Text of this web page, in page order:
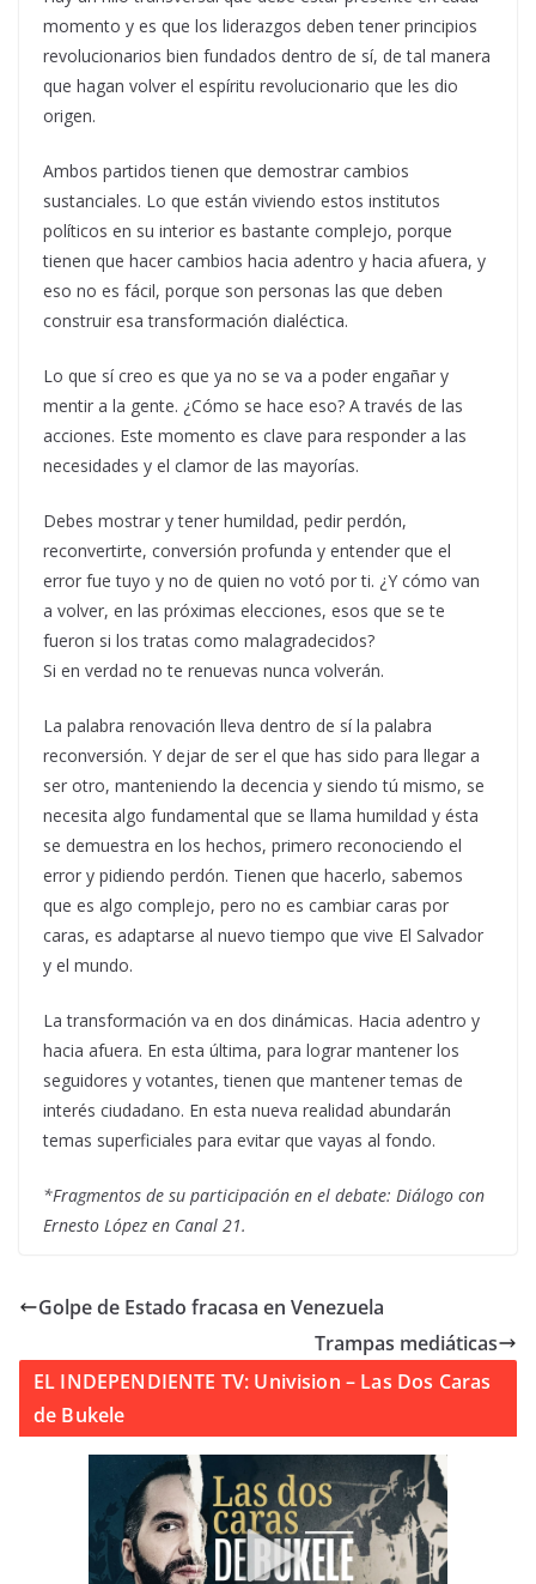
momento y es que los liderazgos deben tener principios
revolucionarios bien fundados dentro de sí, de tal manera
que hagan volver el espíritu revolucionario que les dio
origen.
Ambos partidos tienen que demostrar cambios
sustanciales. Lo que están viviendo estos institutos
políticos en su interior es bastante complejo, porque
tienen que hacer cambios hacia adentro y hacia afuera, y
eso no es fácil, porque son personas las que deben
construir esa transformación dialéctica.
Lo que sí creo es que ya no se va a poder engañar y
mentir a la gente. ¿Cómo se hace eso? A través de las
acciones. Este momento es clave para responder a las
necesidades y el clamor de las mayorías.
Debes mostrar y tener humildad, pedir perdón,
reconvertirte, conversión profunda y entender que el
error fue tuyo y no de quien no votó por ti. ¿Y cómo van
a volver, en las próximas elecciones, esos que se te
fueron si los tratas como malagradecidos?
Si en verdad no te renuevas nunca volverán.
La palabra renovación lleva dentro de sí la palabra
reconversión. Y dejar de ser el que has sido para llegar a
ser otro, manteniendo la decencia y siendo tú mismo, se
necesita algo fundamental que se llama humildad y ésta
se demuestra en los hechos, primero reconociendo el
error y pidiendo perdón. Tienen que hacerlo, sabemos
que es algo complejo, pero no es cambiar caras por
caras, es adaptarse al nuevo tiempo que vive El Salvador
y el mundo.
La transformación va en dos dinámicas. Hacia adentro y
hacia afuera. En esta última, para lograr mantener los
seguidores y votantes, tienen que mantener temas de
interés ciudadano. En esta nueva realidad abundarán
temas superficiales para evitar que vayas al fondo.
*Fragmentos de su participación en el debate: Diálogo con
Ernesto López en Canal 21.
Golpe de Estado fracasa en Venezuela
Trampas mediáticas
EL INDEPENDIENTE TV: Univision – Las Dos Caras
de Bukele